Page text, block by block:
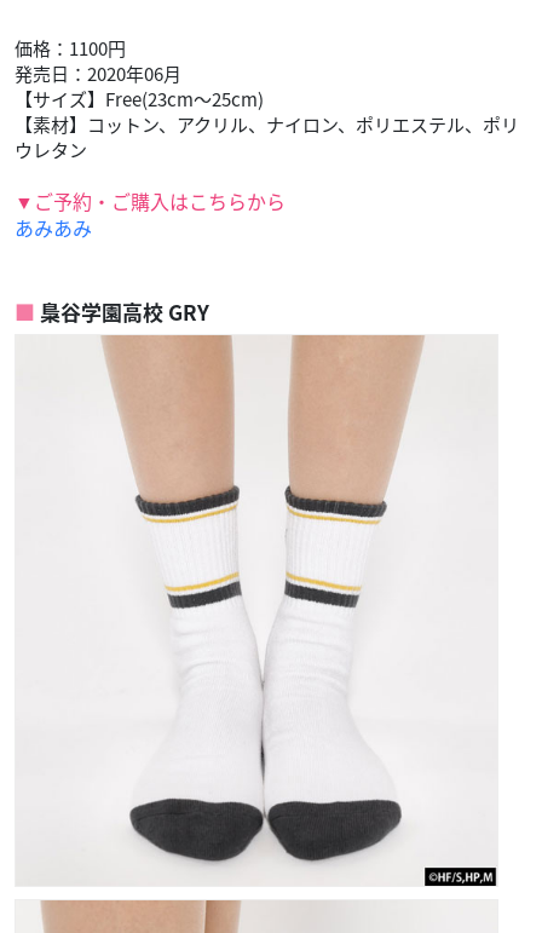
価格：1100円
発売日：2020年06月
【サイズ】Free(23cm～25cm)
【素材】コットン、アクリル、ナイロン、ポリエステル、ポリ
ウレタン
▼ご予約・ご購入はこちらから
あみあみ
梟谷学園高校 GRY